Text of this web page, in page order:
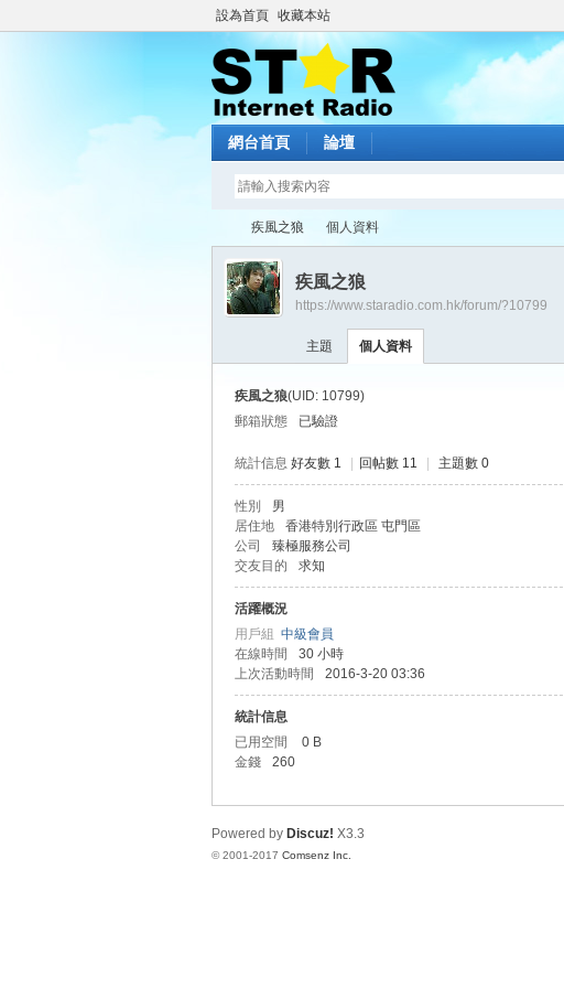
設為首頁 收藏本站
網台首頁 論壇
›
疾風之狼 個人資料
疾風之狼
https://www.staradio.com.hk/forum/?10799
主題 個人資料
疾風之狼(UID: 10799)
郵箱狀態
已驗證
統計信息 好友數 1 回帖數 11 主題數 0
性別 男
居住地
香港特別行政區 屯門區
公司
臻極服務公司
交友目的
求知
活躍概況
用戶組 中級會員
在線時間
30 小時
上次活動時間
2016-3-20 03:36
統計信息
已用空間
0 B
金錢
260
Powered by Discuz! X3.3
© 2001-2017 Comsenz Inc.